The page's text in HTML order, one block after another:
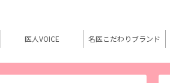
医人VOICE 名医こだわりブランド